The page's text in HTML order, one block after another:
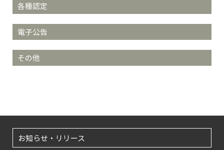
各種認定
電子公告
その他
お知らせ・リリース